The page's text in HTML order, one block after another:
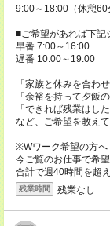
9:00～18:00（休憩60
■ご希望があれば下記
早番 7:00～16:00
遅番 10:00～19:00
「家族と休みを合わせ
「余裕を持って夕飯
「できれば残業はした
など、ご希望を教えて
※Wワーク希望の方へ
今ご覧のお仕事で希
合計で週40時間を超
残業時間 残業なし